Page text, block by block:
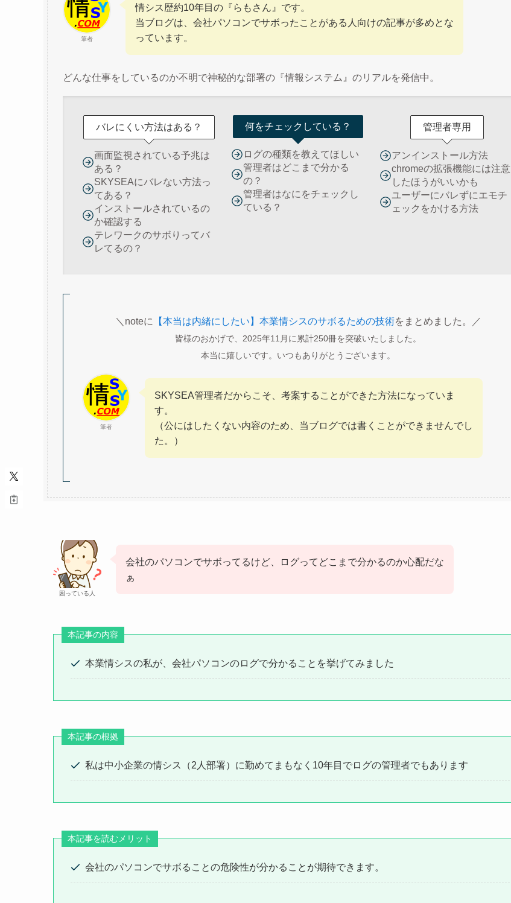
筆者
情シス歴約10年目の『らもさん』です。
当ブログは、会社パソコンでサボったことがある人向けの記事が多めとな
っています。
どんな仕事をしているのか不明で神秘的な部署の『情報システム』のリアルを発信中。
バレにくい方法はある？
画面監視されている予兆は
ある？
SKYSEAにバレない方法っ
てある？
インストールされているの
か確認する
テレワークのサボりってバ
レてるの？
何をチェックしている？
ログの種類を教えてほしい
管理者はどこまで分かる
の？
管理者はなにをチェックし
ている？
管理者専用
アンインストール方法
chromeの拡張機能には注意
したほうがいいかも
ユーザーにバレずにエモチ
ェックをかける方法
＼noteに 【本当は内緒にしたい】本業情シスのサボるための技術をまとめました。／
皆様のおかげで、2025年11月に累計250冊を突破いたしました。
本当に嬉しいです。いつもありがとうございます。
筆者
SKYSEA管理者だからこそ、考案することができた方法になっていま
す。
（公にはしたくない内容のため、当ブログでは書くことができませんでし
た。）
困っている人
会社のパソコンでサボってるけど、ログってどこまで分かるのか心配だな
ぁ
本記事の内容
本業情シスの私が、会社パソコンのログで分かることを挙げてみました
本記事の根拠
私は中小企業の情シス（2人部署）に勤めてまもなく10年目でログの管理者でもあります
本記事を読むメリット
会社のパソコンでサボることの危険性が分かることが期待できます。